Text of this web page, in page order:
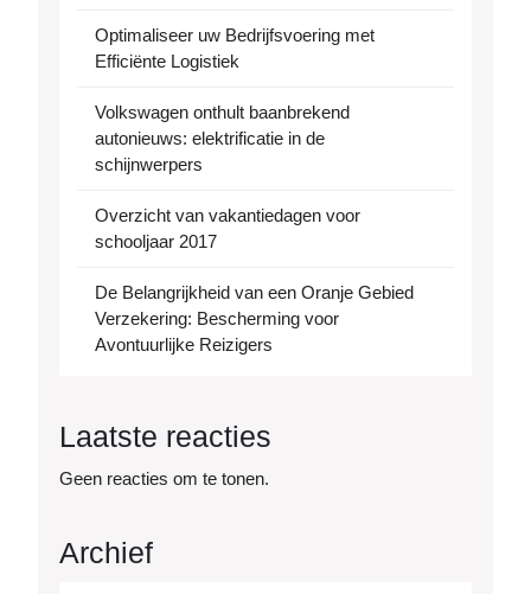
Optimaliseer uw Bedrijfsvoering met
Efficiënte Logistiek
Volkswagen onthult baanbrekend
autonieuws: elektrificatie in de
schijnwerpers
Overzicht van vakantiedagen voor
schooljaar 2017
De Belangrijkheid van een Oranje Gebied
Verzekering: Bescherming voor
Avontuurlijke Reizigers
Laatste reacties
Geen reacties om te tonen.
Archief